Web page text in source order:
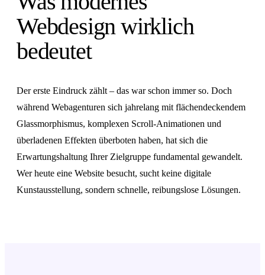
Webdesign wirklich
bedeutet
Der erste Eindruck zählt – das war schon immer so. Doch
während Webagenturen sich jahrelang mit flächendeckendem
Glassmorphismus, komplexen Scroll-Animationen und
überladenen Effekten überboten haben, hat sich die
Erwartungshaltung Ihrer Zielgruppe fundamental gewandelt.
Wer heute eine Website besucht, sucht keine digitale
Kunstausstellung, sondern schnelle, reibungslose Lösungen.